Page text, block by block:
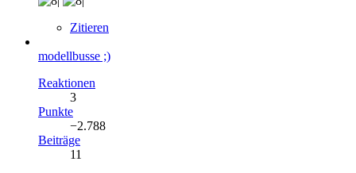
Zitieren
modellbusse ;)
Reaktionen
3
Punkte
−2.788
Beiträge
11